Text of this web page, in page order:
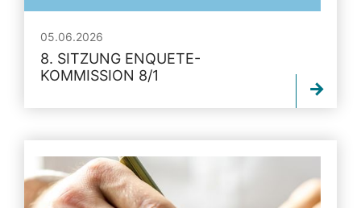
05.06.2026
8. SITZUNG ENQUETE-
KOMMISSION 8/1